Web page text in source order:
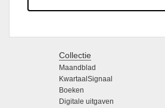
Collectie
Maandblad
KwartaalSignaal
Boeken
Digitale uitgaven